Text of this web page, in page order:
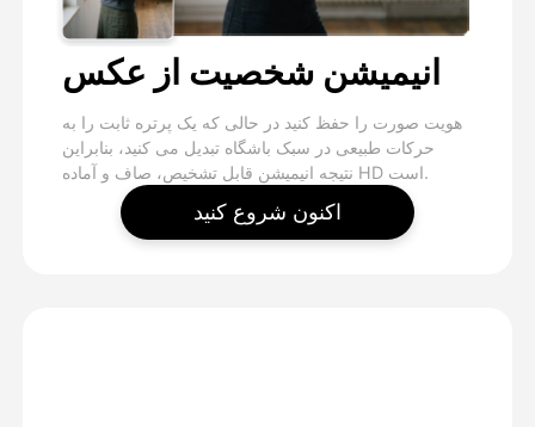
انیمیشن شخصیت از عکس
هویت صورت را حفظ کنید در حالی که یک پرتره ثابت را به
حرکات طبیعی در سبک باشگاه تبدیل می کنید، بنابراین
نتیجه انیمیشن قابل تشخیص، صاف و آماده HD است.
اکنون شروع کنید